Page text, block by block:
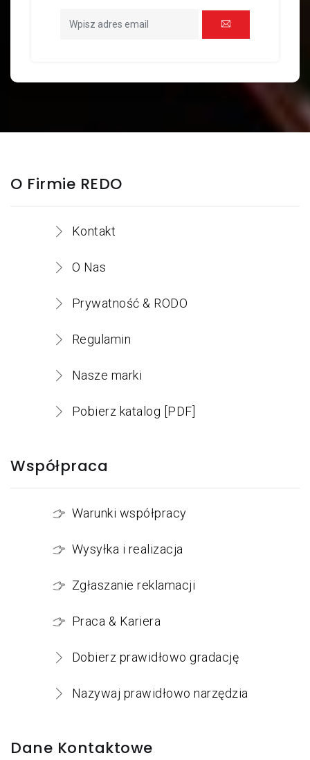
listkowa FS 947D 60x20x6 P80
Ściernica listkowa Ściernica
listkowa FS 947D 60x20x6 P60
Ściernica listkowa Ściernica
listkowa FS 947D 40x20x6 P80
O Firmie REDO
Kontakt
O Nas
Prywatność & RODO
Regulamin
Nasze marki
Pobierz katalog [PDF]
Współpraca
Warunki współpracy
Wysyłka i realizacja
Zgłaszanie reklamacji
Praca & Kariera
Dobierz prawidłowo gradację
Nazywaj prawidłowo narzędzia
Dane Kontaktowe